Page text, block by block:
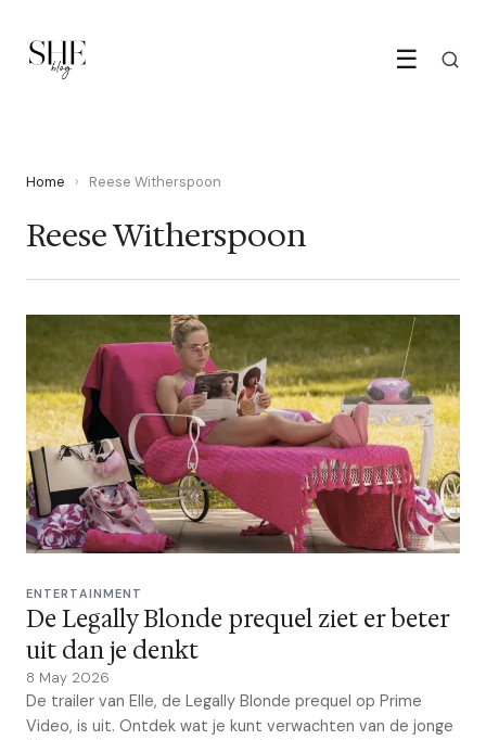
☰
Home › Reese Witherspoon
Reese Witherspoon
ENTERTAINMENT
De Legally Blonde prequel ziet er beter
uit dan je denkt
8 May 2026
De trailer van Elle, de Legally Blonde prequel op Prime
Video, is uit. Ontdek wat je kunt verwachten van de jonge